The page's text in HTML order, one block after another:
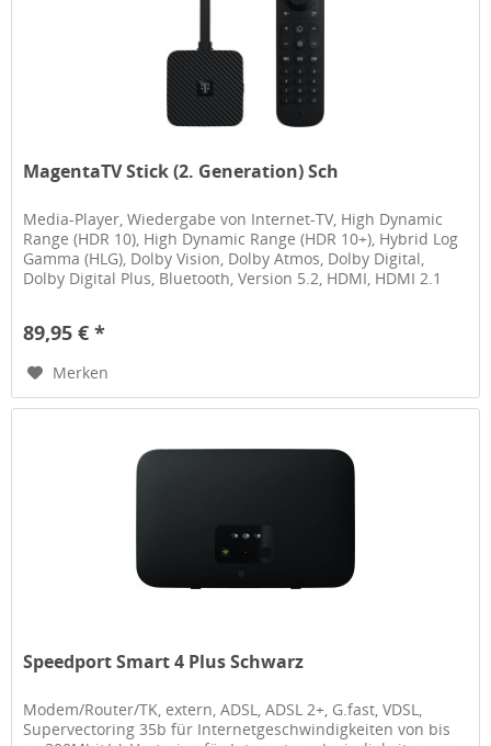
MagentaTV Stick (2. Generation) Sch
Media-Player, Wiedergabe von Internet-TV, High Dynamic
Range (HDR 10), High Dynamic Range (HDR 10+), Hybrid Log
Gamma (HLG), Dolby Vision, Dolby Atmos, Dolby Digital,
Dolby Digital Plus, Bluetooth, Version 5.2, HDMI, HDMI 2.1
89,95 € *
Merken
Speedport Smart 4 Plus Schwarz
Modem/Router/TK, extern, ADSL, ADSL 2+, G.fast, VDSL,
Supervectoring 35b für Internetgeschwindigkeiten von bis